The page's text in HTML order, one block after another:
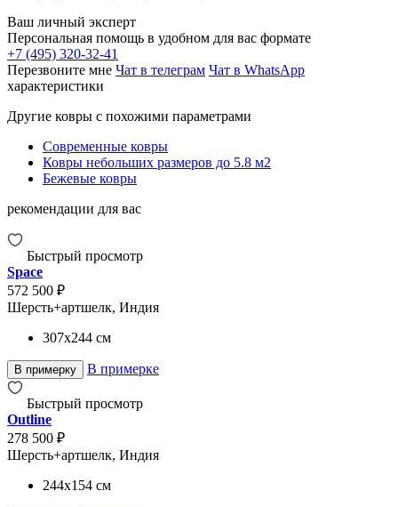
Ваш личный эксперт
Персональная помощь в удобном для вас формате
+7 (495) 320-32-41
Перезвоните мне Чат в телеграм Чат в WhatsApp
характеристики
Другие ковры с похожими параметрами
Современные ковры
Ковры небольших размеров до 5.8 м2
Бежевые ковры
рекомендации для вас
Быстрый просмотр
Space
572 500 ₽
Шерсть+артшелк, Индия
307x244 см
В примерку В примерке
Быстрый просмотр
Outline
278 500 ₽
Шерсть+артшелк, Индия
244x154 см